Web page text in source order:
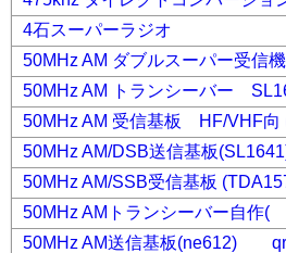
4石スーパーラジオ
50MHz AM ダブルスーパー受信
50MHz AM トランシーバー
50MHz AM 受信基板 HF/VHF向
50MHz AM/DSB送信基板
50MHz AM/SSB受信基板
50MHz AMトランシーバー自作(
50MHz AM送信基板(ne612)